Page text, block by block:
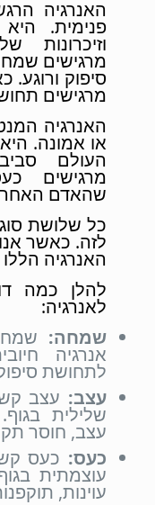
האנרגיה
פנימית.
מרגישים
סיפוק ורוגע.
מרגישים
האנרגיה
או אמונה.
העולם
מרגישים
שהאדם האחר
כל שלושת
לזה. כאשר
האנרגיה
להלן כמה
לאנרגיה:
שמחה:
אנרגיה
לתחושת
עצב: עצב
שלילית
עצב, חוסר
כעס: כעס
עוצמתית
עוינות,